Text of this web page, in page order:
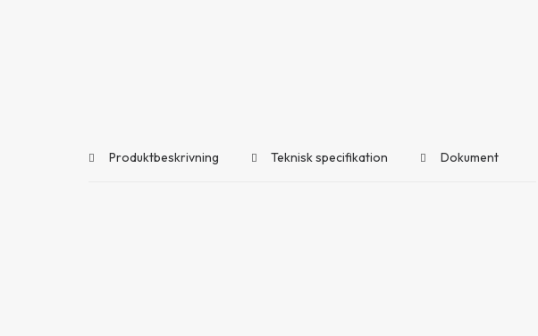
Produktbeskrivning Teknisk specifikation Dokument